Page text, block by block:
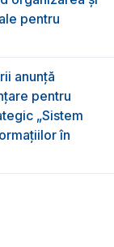
pentru
anunță
pentru
„Sistem
în